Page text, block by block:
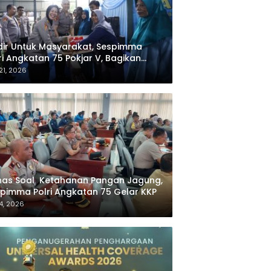
Untuk Masyarakat, Sespimma
75 Pokjar V, Bagikan
dan Santuni Anak Yatim
2026
Soal Ketahanan Pangan Jagung,
Polri Angkatan 75 Gelar KKP
2026